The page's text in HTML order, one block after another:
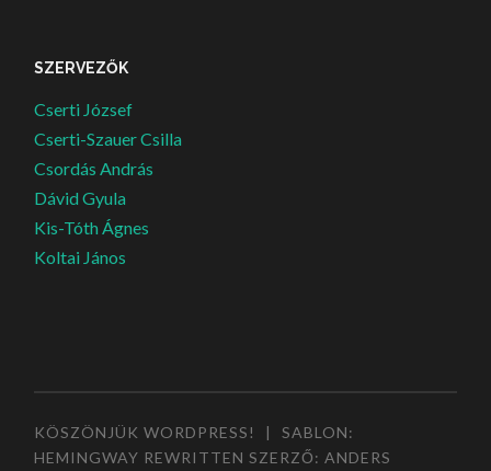
SZERVEZŐK
Cserti József
Cserti-Szauer Csilla
Csordás András
Dávid Gyula
Kis-Tóth Ágnes
Koltai János
KÖSZÖNJÜK WORDPRESS! |
SABLON:
HEMINGWAY REWRITTEN SZERZŐ:ANDERS